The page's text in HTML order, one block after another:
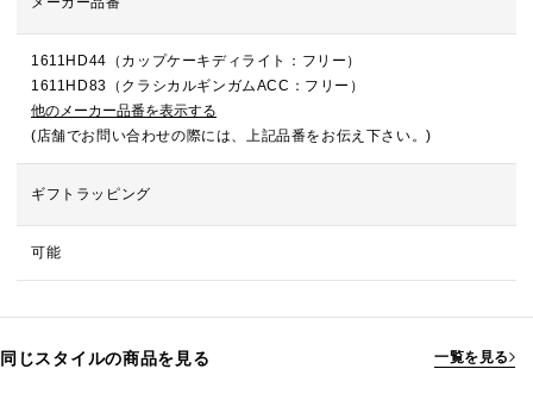
1611HD44（カップケーキディライト：フリー）
1611HD83（クラシカルギンガムACC：フリー）
他のメーカー品番を表示する
(店舗でお問い合わせの際には、上記品番をお伝え下さい。)
ギフトラッピング
可能
同じスタイルの商品を見る 一覧を見る